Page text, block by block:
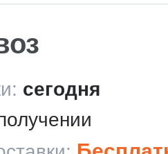
сегодня